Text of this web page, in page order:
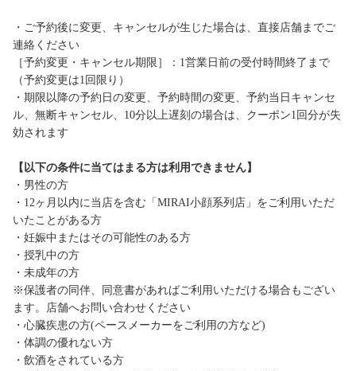
・ご予約後に変更、キャンセルが生じた場合は、直接店舗までご
連絡ください
［予約変更・キャンセル期限］：1営業日前の受付時間終了まで
（予約変更は1回限り）
・期限以降の予約日の変更、予約時間の変更、予約当日キャンセ
ル、無断キャンセル、10分以上遅刻の場合は、クーポン1回分が失
効されます
【以下の条件に当てはまる方は利用できません】
・男性の方
・12ヶ月以内に当店を含む「MIRAI小顔系列店」をご利用いただ
いたことがある方
・妊娠中またはその可能性のある方
・授乳中の方
・未成年の方
※保護者の同伴、同意書があればご利用いただける場合もござい
ます。店舗へお問い合わせください
・心臓疾患の方(ペースメーカーをご利用の方など)
・体調の優れない方
・飲酒をされている方